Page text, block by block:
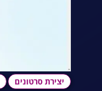
יצירת סרטונים